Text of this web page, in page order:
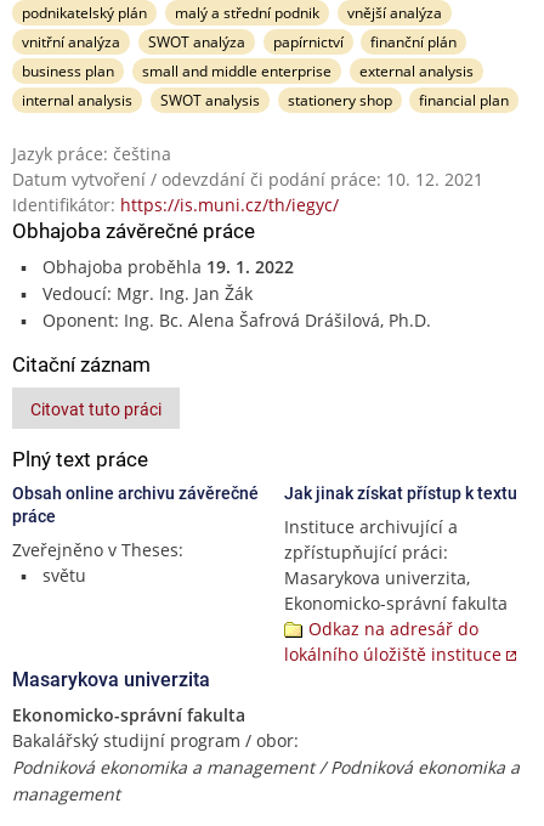
podnikatelský plán malý a střední podnik
vnější analýza
vnitřní analýza
SWOT analýza papírnictví
finanční plán
business plan
small and middle enterprise
external analysis
internal analysis
SWOT analysis stationery shop financial plan
Jazyk práce: čeština
Datum vytvoření / odevzdání či podání práce: 10. 12. 2021
Identifikátor: https://is.muni.cz/th/iegyc/
Obhajoba závěrečné práce
Obhajoba proběhla 19. 1. 2022
Vedoucí: Mgr. Ing. Jan Žák
Oponent: Ing. Bc. Alena Šafrová Drášilová, Ph.D.
Citační záznam
Citovat tuto práci
Plný text práce
Obsah online archivu závěrečné
práce
Zveřejněno v Theses:
světu
Jak jinak získat přístup k textu
Instituce archivující a
zpřístupňující práci:
Masarykova univerzita,
Ekonomicko-správní fakulta
Odkaz na adresář do
lokálního úložiště instituce
Masarykova univerzita
Ekonomicko-správní fakulta
Bakalářský studijní program / obor:
Podniková ekonomika a management / Podniková ekonomika a
management